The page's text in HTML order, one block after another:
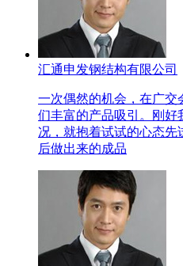
汇通申发钢结构有限公司
一次偶然的机会，在广交
们丰富的产品吸引。刚好
况，就抱着试试的心态先
后做出来的成品